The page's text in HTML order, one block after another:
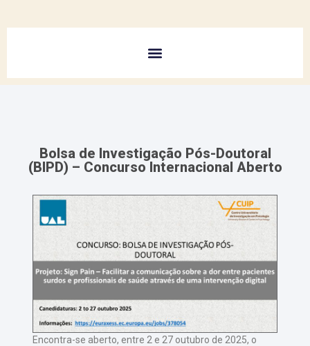
Bolsa de Investigação Pós-Doutoral
(BIPD) – Concurso Internacional Aberto
Encontra-se aberto, entre 2 e 27 outubro de 2025, o